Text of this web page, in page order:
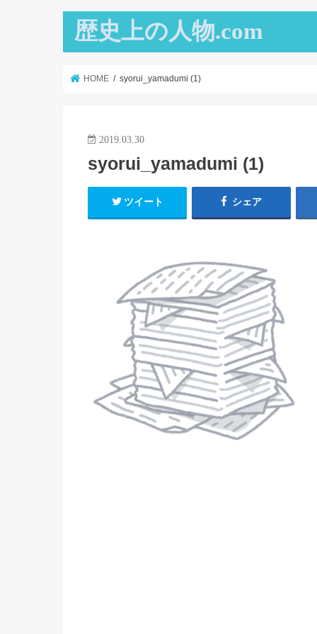
歴史上の人物.com
HOME syorui_yamadumi (1)
2019.03.30
syorui_yamadumi (1)
ツイート シェア